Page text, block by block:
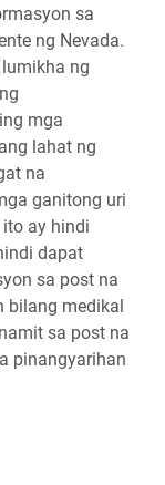
sa
ng Nevada.
ng
mga
lahat ng
na
ganitong uri
ay hindi
dapat
sa post na
medikal
sa post na
pinangyarihan